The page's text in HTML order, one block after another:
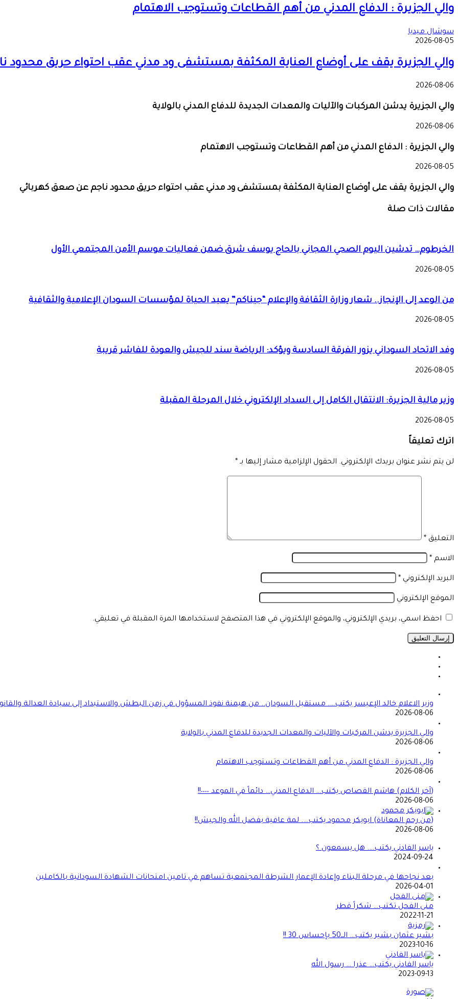
والي الجزيرة : الدفاع المدني من أهم القطاعات وتستوجب الاهتمام
سوشال ميديا
2026-08-05
والي الجزيرة يقف على أوضاع العناية المكثفة بمستشفى ود مدني عقب احتواء حريق
2026-08-06
والي الجزيرة يدشن المركبات والآليات والمعدات الجديدة للدفاع المدني بالولاية
2026-08-06
والي الجزيرة : الدفاع المدني من أهم القطاعات وتستوجب الاهتمام
2026-08-05
والي الجزيرة يقف على أوضاع العناية المكثفة بمستشفى ود مدني عقب احتواء حريق محدود ناجم عن صعق كهربائي
مقالات ذات صلة
الخرطوم… تدشين اليوم الصحي المجاني بالحاج يوسف شرق ضمن فعاليات موسم الأمن المجتمعي الأول
2026-08-05
من الوعد إلى الإنجاز.. شعار وزارة الثقافة والإعلام “جيناكم” يعيد الحياة لمؤسسات السودان الإعلامية والثقافية
2026-08-05
وفد الاتحاد السوداني يزور الفرقة السادسة ويؤكد: الرياضة سند للجيش والعودة للفاشر قريبة
2026-08-05
وزير مالية الجزيرة: الانتقال الكامل إلى السداد الإلكتروني خلال المرحلة المقبلة
2026-08-05
اترك تعليقاً
لن يتم نشر عنوان بريدك الإلكتروني. الحقول الإلزامية مشار إليها بـ *
التعليق *
الاسم *
البريد الإلكتروني *
الموقع الإلكتروني
احفظ اسمي، بريدي الإلكتروني، والموقع الإلكتروني في هذا المتصفح لاستخدامها المرة المقبلة في تعليقي.
وزير الاعلام خالد الإعيسر يكتب…. مستقبل السودان.. من هيمنة نفوذ المسؤول في زمن البطش والاستبداد إلى سيادة العدالة
2026-08-06
والي الجزيرة يدشن المركبات والآليات والمعدات الجديدة للدفاع المدني بالولاية
2026-08-06
والي الجزيرة : الدفاع المدني من أهم القطاعات وتستوجب الاهتمام
2026-08-06
(آخر الكلام) هاشم القصاص يكتب… الدفاع المدني… دائماً في الموعد ٠٠٠٠!!
2026-08-06
(من رحم المعاناة) ابوبكر محمود يكتب…. لمة عافية بفضل الله والجيش!!
2026-08-06
ياسر الفادني يكتب…. هل يسمعون ؟
2024-09-24
بعد نجاحها في مرحلة البناء وإعادة الإعمار الشرطة المجتمعية تساهم في تامين امتحانات الشهادة السودانية بالكاملين
2026-04-01
منى الفحل تكتب… شكراً قطر
2022-11-21
بشير عثمان بشير يكتب… الــ50 بإحساس 30 !!
2023-10-16
ياسر الفادني يكتب… عذرا … رسول الله
2023-09-13